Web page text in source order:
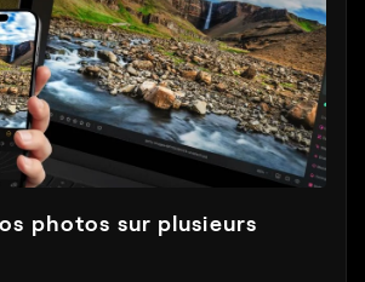
photos sur plusieurs